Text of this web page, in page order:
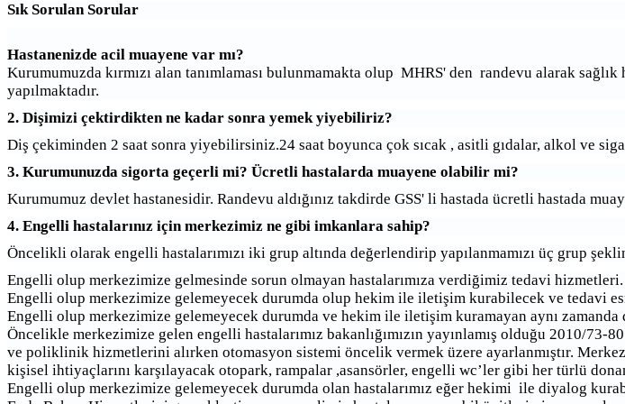
Sık Sorulan Sorular
Hastanenizde acil muayene var mı?
Kurumumuzda kırmızı alan tanımlaması bulunmamakta olup MHRS' den randevu alarak
yapılmaktadır.
2. Dişimizi çektirdikten ne kadar sonra yemek yiyebiliriz?
Diş çekiminden 2 saat sonra yiyebilirsiniz.24 saat boyunca çok sıcak , asitli gıdalar, alkol ve
3. Kurumunuzda sigorta geçerli mi? Ücretli hastalarda muayene olabilir mi?
Kurumumuz devlet hastanesidir. Randevu aldığınız takdirde GSS' li hastada ücretli hastada
4. Engelli hastalarınız için merkezimiz ne gibi imkanlara sahip?
Öncelikli olarak engelli hastalarımızı iki grup altında değerlendirip yapılanmamızı üç grup
Engelli olup merkezimize gelmesinde sorun olmayan hastalarımıza verdiğimiz tedavi hizmetleri.
Engelli olup merkezimize gelemeyecek durumda olup hekim ile iletişim kurabilecek ve tedavi
Engelli olup merkezimize gelemeyecek durumda ve hekim ile iletişim kuramayan aynı
Öncelikle merkezimize gelen engelli hastalarımız bakanlığımızın yayınlamış olduğu 2010/
ve poliklinik hizmetlerini alırken otomasyon sistemi öncelik vermek üzere ayarlanmıştır.
kişisel ihtiyaçlarını karşılayacak otopark, rampalar ,asansörler, engelli wc’ler gibi her türlü
Engelli olup merkezimize gelemeyecek durumda olan hastalarımız eğer hekimi ile diyalog